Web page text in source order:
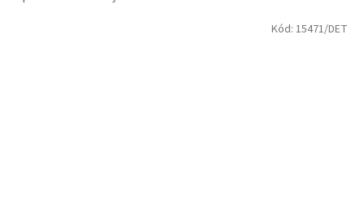
Kód: 15471/DET